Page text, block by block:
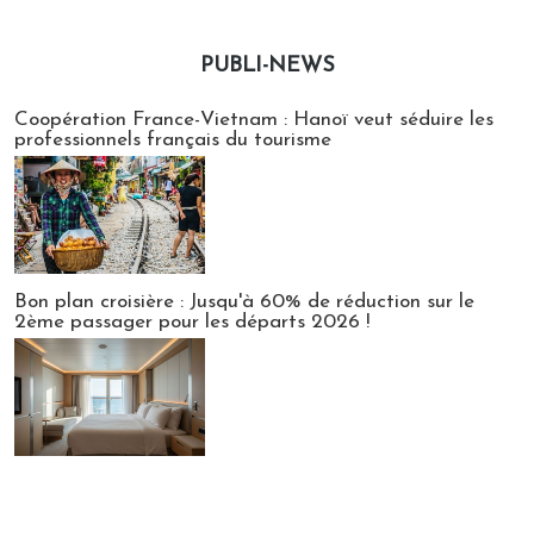
PUBLI-NEWS
Coopération France-Vietnam : Hanoï veut séduire les
professionnels français du tourisme
Bon plan croisière : Jusqu'à 60% de réduction sur le
2ème passager pour les départs 2026 !